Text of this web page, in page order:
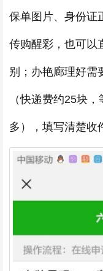
保单图片、身份证
传购醒彩，也可以
别；办艳廊理好需
（快递费约25块
多），填写清楚收